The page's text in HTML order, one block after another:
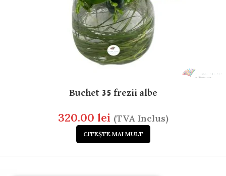
Buchet 35 frezii albe
320.00 lei (TVA Inclus)
CITEȘTE MAI MULT